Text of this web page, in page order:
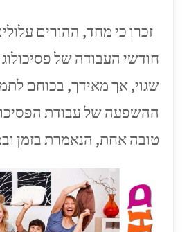
זכרו כי מחד, ההורים
חודשי העבודה של
שגוי, אך מאידך, בכוחם
ההשפעה של עבודת
טובה אחת, הנאמרת בזמן